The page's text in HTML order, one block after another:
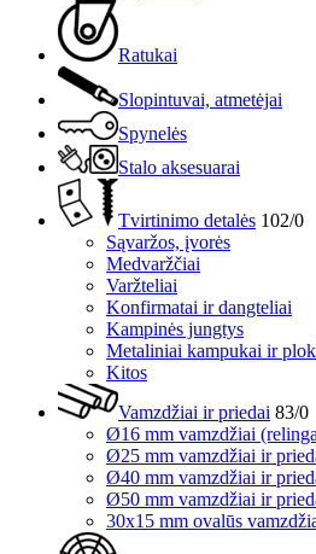
Ratukai
Slopintuvai, atmetėjai
Spynelės
Stalo aksesuarai
Tvirtinimo detalės 102/0
Sąvaržos, įvorės
Medvaržčiai
Varžteliai
Konfirmatai ir dangteliai
Kampinės jungtys
Metaliniai kampukai ir
Kitos
Vamzdžiai ir priedai 83/0
Ø16 mm vamzdžiai
Ø25 mm vamzdžiai ir
Ø40 mm vamzdžiai ir
Ø50 mm vamzdžiai ir
30x15 mm ovalūs